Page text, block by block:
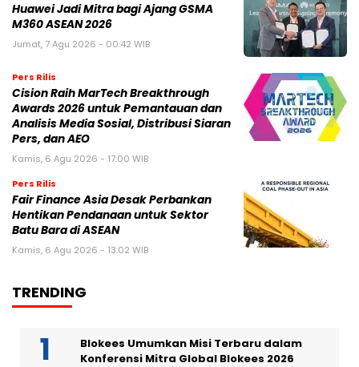
Huawei Jadi Mitra bagi Ajang GSMA
M360 ASEAN 2026
Jumat, 7 Agu 2026 - 00:42 WIB
Pers Rilis
Cision Raih MarTech Breakthrough
Awards 2026 untuk Pemantauan dan
Analisis Media Sosial, Distribusi Siaran
Pers, dan AEO
Kamis, 6 Agu 2026 - 17:00 WIB
Pers Rilis
Fair Finance Asia Desak Perbankan
Hentikan Pendanaan untuk Sektor
Batu Bara di ASEAN
Kamis, 6 Agu 2026 - 13:02 WIB
TRENDING
Blokees Umumkan Misi Terbaru dalam
Konferensi Mitra Global Blokees 2026